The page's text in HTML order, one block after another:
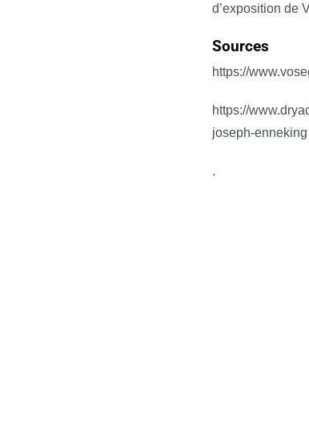
d’exposition de
Sources
https://
https://
joseph-enneking
.